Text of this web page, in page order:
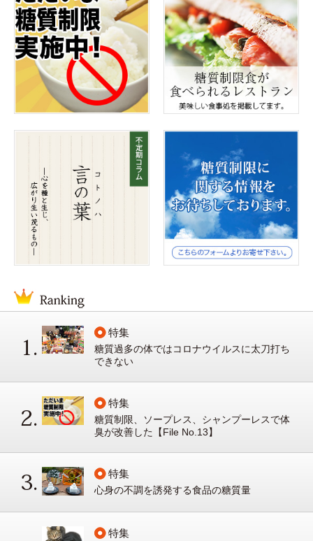
特集
糖質過多の体ではコロナウイルスに太刀打ち
できない
特集
糖質制限、ソープレス、シャンプーレスで体
臭が改善した【File No.13】
特集
心身の不調を誘発する食品の糖質量
特集